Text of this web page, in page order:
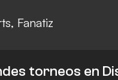
Fanatiz
torneos en